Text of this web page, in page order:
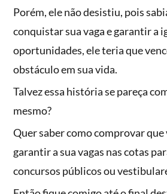
Porém, ele não desistiu, pois
conquistar sua vaga e garantir a
oportunidades, ele teria que
obstáculo em sua vida.
Talvez essa história se pareça
mesmo?
Quer saber como comprovar que
garantir a sua vagas nas cotas
concursos públicos ou